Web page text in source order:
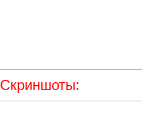
Скриншоты: